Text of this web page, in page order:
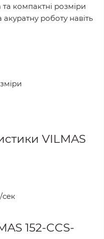
компактні розміри
роботу навіть
VILMAS
152-CCS-